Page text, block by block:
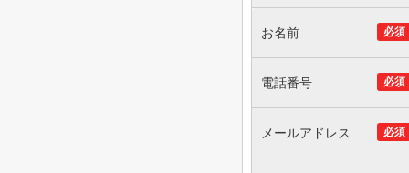
必須
お名前
必須
電話番号
必須
メールアドレス